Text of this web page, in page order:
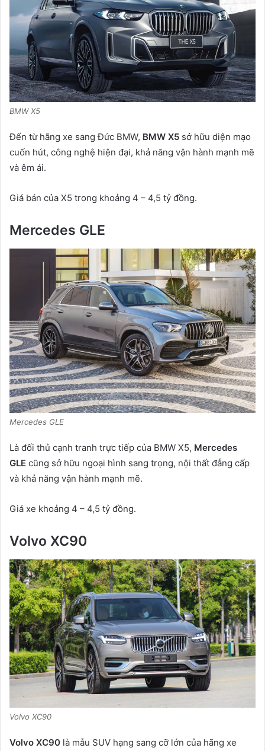
BMW X5
Đến từ hãng xe sang Đức BMW, BMW X5 sở hữu diện mạo
cuốn hút, công nghệ hiện đại, khả năng vận hành mạnh mẽ
và êm ái.
Giá bán của X5 trong khoảng 4 – 4,5 tỷ đồng.
Mercedes GLE
Mercedes GLE
Là đối thủ cạnh tranh trực tiếp của BMW X5, Mercedes
GLE cũng sở hữu ngoại hình sang trọng, nội thất đẳng cấp
và khả năng vận hành mạnh mẽ.
Giá xe khoảng 4 – 4,5 tỷ đồng.
Volvo XC90
Volvo XC90
Volvo XC90 là mẫu SUV hạng sang cỡ lớn của hãng xe